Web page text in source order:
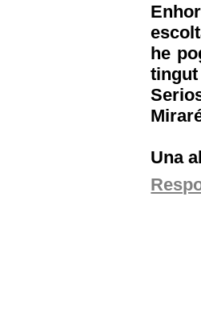
he
tingut
Una